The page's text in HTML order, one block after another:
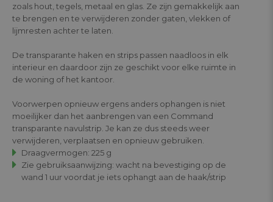
zoals hout, tegels, metaal en glas. Ze zijn gemakkelijk aan
te brengen en te verwijderen zonder gaten, vlekken of
lijmresten achter te laten.
De transparante haken en strips passen naadloos in elk
interieur en daardoor zijn ze geschikt voor elke ruimte in
de woning of het kantoor.
Voorwerpen opnieuw ergens anders ophangen is niet
moeilijker dan het aanbrengen van een Command
transparante navulstrip. Je kan ze dus steeds weer
verwijderen, verplaatsen en opnieuw gebruiken.
Draagvermogen: 225 g
Zie gebruiksaanwijzing: wacht na bevestiging op de
wand 1 uur voordat je iets ophangt aan de haak/strip